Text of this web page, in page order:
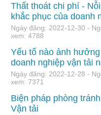
Thất thoát chi phí -
khắc phục của doanh
Ngày đăng: 2022-12-30 -
xem: 4788
Yếu tố nào ảnh
doanh nghiệp vận tải
Ngày đăng: 2022-12-28 -
xem: 7371
Biện pháp phòng
Vận tải